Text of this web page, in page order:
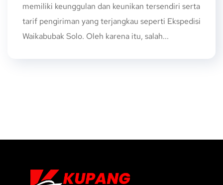
memiliki keunggulan dan keunikan tersendiri serta
tarif pengiriman yang terjangkau seperti Ekspedisi
Waikabubak Solo. Oleh karena itu, salah...